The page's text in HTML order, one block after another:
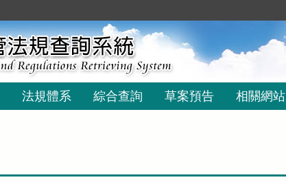
法規體系 綜合查詢 草案預告 相關網站